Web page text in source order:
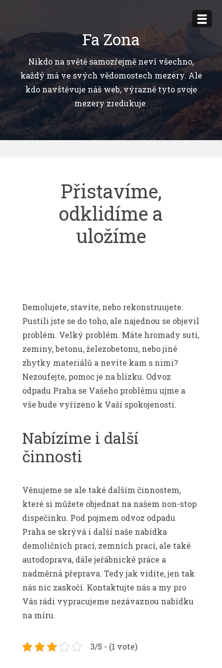
obsahu
Fa Zona
Nikdo na světě samozřejmě neví všechno,
každý má ve svých vědomostech mezery. Ale
kdo navštěvuje náš web, výrazně tyto svoje
mezery zredukuje.
Přistavíme,
odklidíme a
uložíme
Demolujete, stavíte, nebo rekonstruujete.
Pustili jste se do toho, ale najednou se objevil
problém. Velký problém. Máte hromady suti,
zeminy, betonu, železobetonu, nebo jiné
zbytky materiálů a nevíte kam s nimi?
Nezoufejte, pomoc je na blízku. Odvoz
odpadu Praha se Vašeho problému ujme a
vše bude vyřízeno k Vaší spokojenosti.
Nabízíme i další
činnosti
Věnujeme se ale také dalším činnostem,
které si můžete objednat na našem non-stop
dispečinku. Pod pojmem odvoz odpadu
Praha se skrývá i další naše nabídka
demoličních prací, zemních prací, ale také
autodoprava, dále jeřábnické práce a
nadměrná přeprava. Tedy jak vidíte, jen tak
nás nic zaskočí. Kontaktujte nás a my pro
Vás rádi vypracujeme nezávaznou nabídku
na míru.
3/5 - (1 vote)